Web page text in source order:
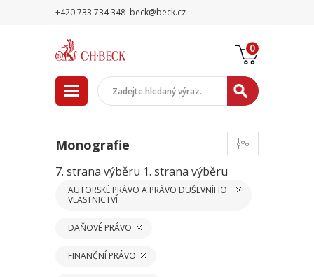
+420 733 734 348 beck@beck.cz
0
Monografie
7. strana výběru 1. strana výběru
AUTORSKÉ PRÁVO A PRÁVO DUŠEVNÍHO
VLASTNICTVÍ
DAŇOVÉ PRÁVO
FINANČNÍ PRÁVO